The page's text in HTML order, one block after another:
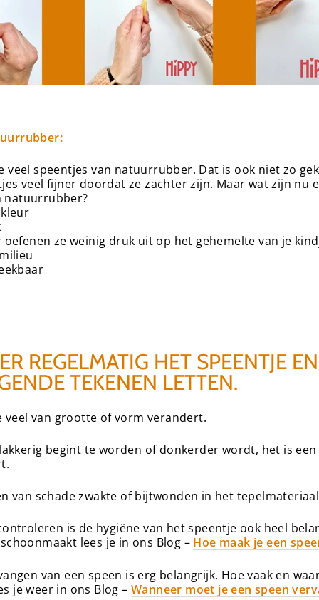
veel speentjes van natuurrubber. Dat is ook niet zo
veel fijner doordat ze zachter zijn. Maar wat zijn nu
natuurrubber?
ze weinig druk uit op het gehemelte van je
REGELMATIG HET SPEENTJE
TEKENEN LETTEN.
veel van grootte of vorm verandert.
begint te worden of donkerder wordt, het is
van schade zwakte of bijtwonden in het
is de hygiëne van het speentje ook heel
lees je in ons Blog – Hoe maak je een
van een speen is erg belangrijk. Hoe vaak en
je weer in ons Blog – Wanneer moet je een speen